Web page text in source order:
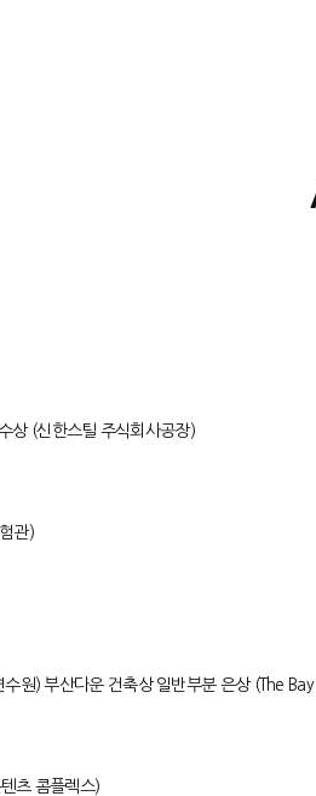
상 (신한스틸 주식회사공장)
관)
원) 부산다운 건축상 일반부분 은상 (The
츠 콤플렉스)